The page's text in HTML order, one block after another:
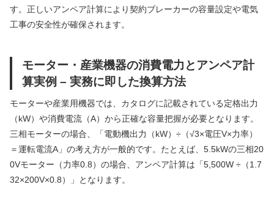
す。正しいアンペア計算により契約ブレーカーの容量設定や電気
工事の安全性が確保されます。
モーター・産業機器の消費電力とアンペア計
算実例 – 実務に即した換算方法
モーターや産業用機器では、カタログに記載されている定格出力
（kW）や消費電流（A）から正確な容量把握が必要となります。
三相モーターの場合、「電動機出力（kW）÷（√3×電圧V×力率）
＝運転電流A」の考え方が一般的です。たとえば、5.5kWの三相20
0Vモーター（力率0.8）の場合、アンペア計算は「5,500W ÷（1.7
32×200V×0.8）」となります。